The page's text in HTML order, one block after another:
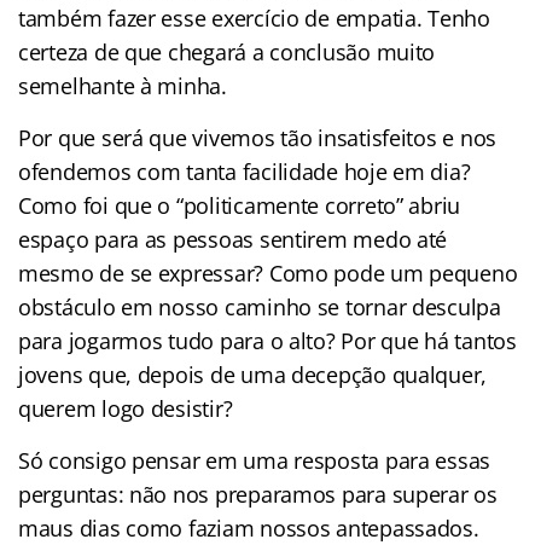
também fazer esse exercício de empatia. Tenho
certeza de que chegará a conclusão muito
semelhante à minha.
Por que será que vivemos tão insatisfeitos e nos
ofendemos com tanta facilidade hoje em dia?
Como foi que o “politicamente correto” abriu
espaço para as pessoas sentirem medo até
mesmo de se expressar? Como pode um pequeno
obstáculo em nosso caminho se tornar desculpa
para jogarmos tudo para o alto? Por que há tantos
jovens que, depois de uma decepção qualquer,
querem logo desistir?
Só consigo pensar em uma resposta para essas
perguntas: não nos preparamos para superar os
maus dias como faziam nossos antepassados.